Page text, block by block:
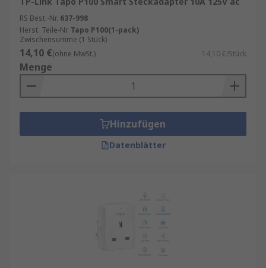
RS Best.-Nr. 637-998
Herst. Teile-Nr. Tapo P100(1-pack)
Zwischensumme (1 Stück)
14,10 €(ohne MwSt.) 14,10 €/Stück
Menge
Hinzufügen
Datenblätter